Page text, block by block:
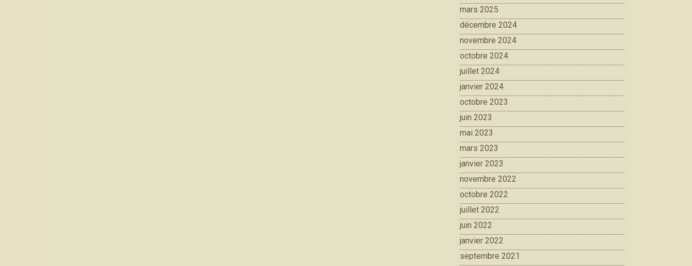
mars 2025
décembre 2024
novembre 2024
octobre 2024
juillet 2024
janvier 2024
octobre 2023
juin 2023
mai 2023
mars 2023
janvier 2023
novembre 2022
octobre 2022
juillet 2022
juin 2022
janvier 2022
septembre 2021